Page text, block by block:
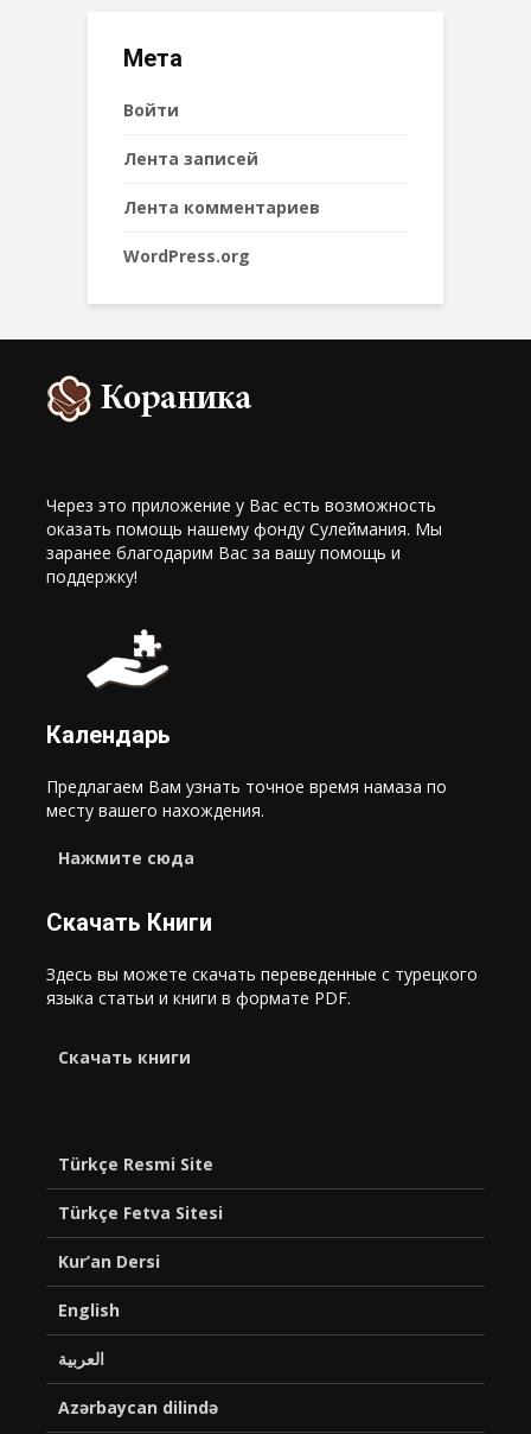
Мета
Войти
Лента записей
Лента комментариев
WordPress.org
Через это приложение у Вас есть возможность
оказать помощь нашему фонду Сулеймания. Мы
заранее благодарим Вас за вашу помощь и
поддержку!
Календарь
Предлагаем Вам узнать точное время намаза по
месту вашего нахождения.
Нажмите сюда
Скачать Книги
Здесь вы можете скачать переведенные с турецкого
языка статьи и книги в формате PDF.
Cкачать книги
Türkçe Resmi Site
Türkçe Fetva Sitesi
Kur’an Dersi
English
العربية
Azərbaycan dilində